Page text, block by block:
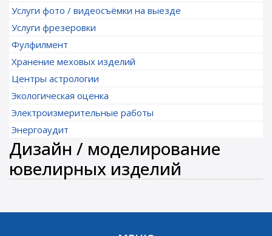
Услуги фото / видеосъёмки на выезде
Услуги фрезеровки
Фулфилмент
Хранение меховых изделий
Центры астрологии
Экологическая оценка
Электроизмерительные работы
Энергоаудит
Дизайн / моделирование
ювелирных изделий